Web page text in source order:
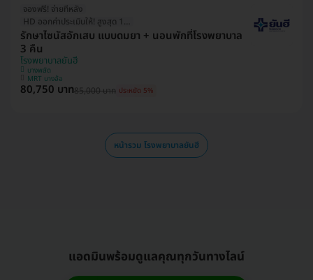
จองฟรี! จ่ายทีหลัง
HD ออกค่าประเมินให้! สูงสุด 1500 บ.
รักษาไซนัสอักเสบ แบบดมยา + นอนพักที่โรงพยาบาล
3 คืน
โรงพยาบาลยันฮี
บางพลัด
MRT บางอ้อ
80,750 บาท85,000 บาท ประหยัด 5%
หน้ารวม โรงพยาบาลยันฮี
แอดมินพร้อมดูแลคุณทุกวันทางไลน์